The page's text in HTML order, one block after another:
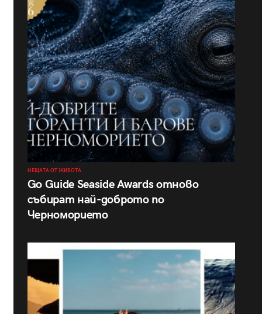
НЕЩАТА ОТ ЖИВОТА
Go Guide Seaside Awards отново
събират най-доброто по
Черноморието